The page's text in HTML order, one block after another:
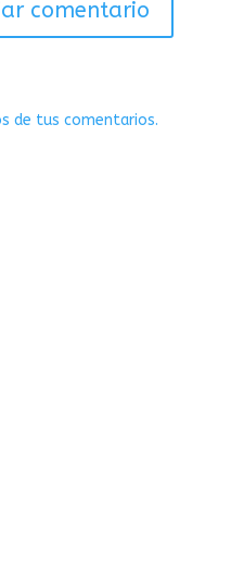
de tus comentarios.